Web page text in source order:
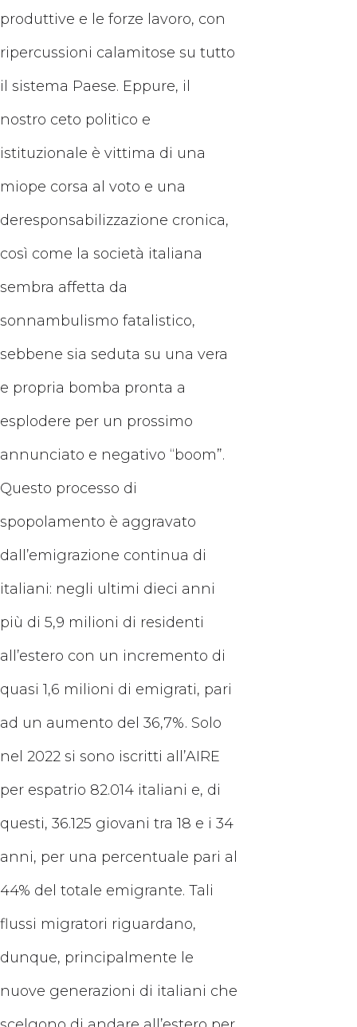
produttive e le forze lavoro, con
ripercussioni calamitose su tutto
il sistema Paese. Eppure, il
nostro ceto politico e
istituzionale è vittima di una
miope corsa al voto e una
deresponsabilizzazione cronica,
così come la società italiana
sembra affetta da
sonnambulismo fatalistico,
sebbene sia seduta su una vera
e propria bomba pronta a
esplodere per un prossimo
annunciato e negativo “boom”.
Questo processo di
spopolamento è aggravato
dall’emigrazione continua di
italiani: negli ultimi dieci anni
più di 5,9 milioni di residenti
all’estero con un incremento di
quasi 1,6 milioni di emigrati, pari
ad un aumento del 36,7%. Solo
nel 2022 si sono iscritti all’AIRE
per espatrio 82.014 italiani e, di
questi, 36.125 giovani tra 18 e i 34
anni, per una percentuale pari al
44% del totale emigrante. Tali
flussi migratori riguardano,
dunque, principalmente le
nuove generazioni di italiani che